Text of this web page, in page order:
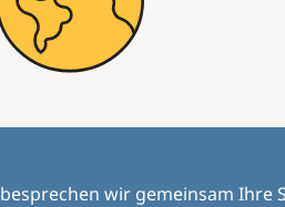
besprechen wir gemeinsam Ihre